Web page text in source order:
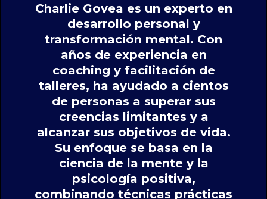
Charlie Govea es un experto en
desarrollo personal y
transformación mental. Con
años de experiencia en
coaching y facilitación de
talleres, ha ayudado a cientos
de personas a superar sus
creencias limitantes y a
alcanzar sus objetivos de vida.
Su enfoque se basa en la
ciencia de la mente y la
psicología positiva,
combinando técnicas prácticas